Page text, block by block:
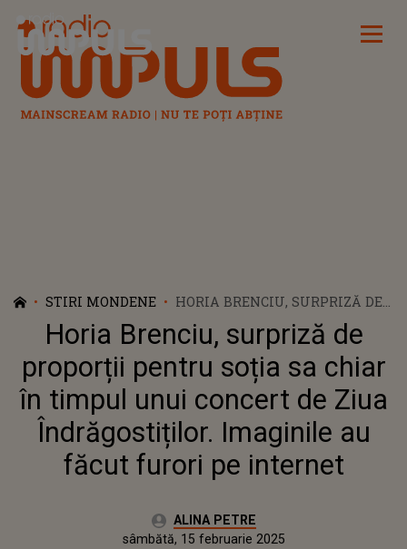
Radio Impuls
STIRI MONDENE
HORIA BRENCIU, SURPRIZĂ DE
PROPORȚII PENTRU SOȚIA SA
CHIAR ÎN TIMPUL UNUI
CONCERT DE ZIUA
ÎNDRĂGOSTIȚILOR. IMAGINILE
AU FĂCUT FURORI PE
Horia Brenciu, surpriză de
proporții pentru soția sa chiar
în timpul unui concert de Ziua
Îndrăgostiților. Imaginile au
făcut furori pe internet
Autor:ALINA PETRE
joi, 15 februarie 2024Actualizat:
sâmbătă, 15 februarie 2025